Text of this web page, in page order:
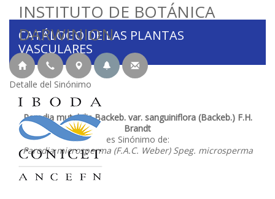
INSTITUTO DE BOTÁNICA
DARWINION
CATÁLOGO DE LAS PLANTAS
VASCULARES
Detalle del Sinónimo
Parodia mutabilis Backeb. var. sanguiniflora (Backeb.) F.H.
Brandt
es Sinónimo de:
Parodia microsperma (F.A.C. Weber) Speg. microsperma